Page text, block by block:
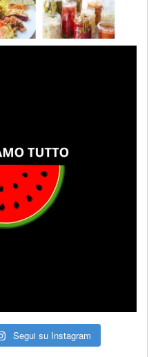
Segui su Instagram